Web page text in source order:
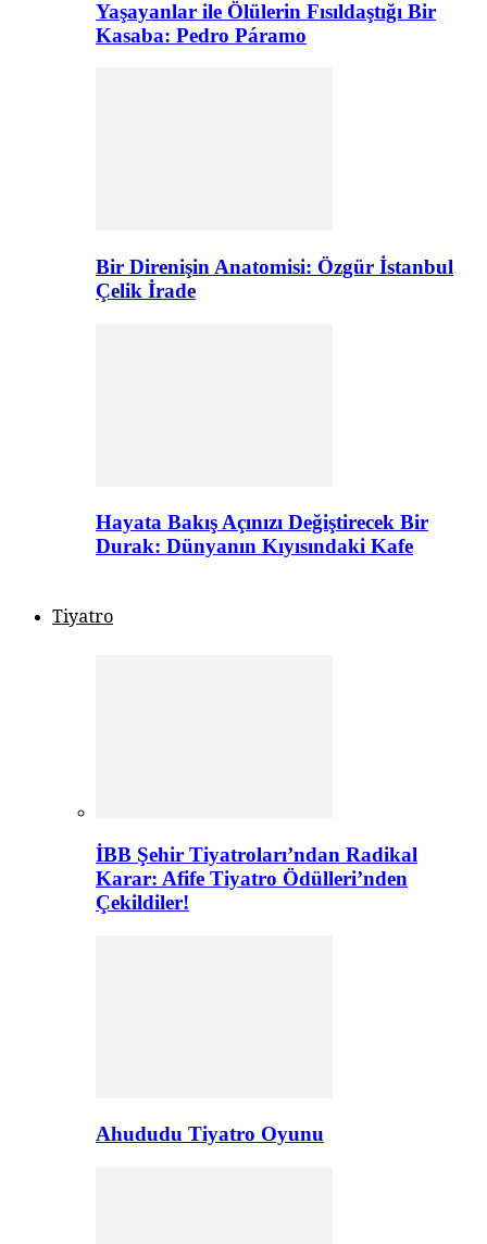
Yaşayanlar ile Ölülerin Fısıldaştığı Bir
Kasaba: Pedro Páramo
Bir Direnişin Anatomisi: Özgür İstanbul
Çelik İrade
Hayata Bakış Açınızı Değiştirecek Bir
Durak: Dünyanın Kıyısındaki Kafe
Tiyatro
İBB Şehir Tiyatroları’ndan Radikal
Karar: Afife Tiyatro Ödülleri’nden
Çekildiler!
Ahududu Tiyatro Oyunu